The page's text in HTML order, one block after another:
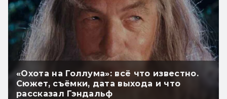
«Охота на Голлума»: всё что известно.
Сюжет, съёмки, дата выхода и что
рассказал Гэндальф